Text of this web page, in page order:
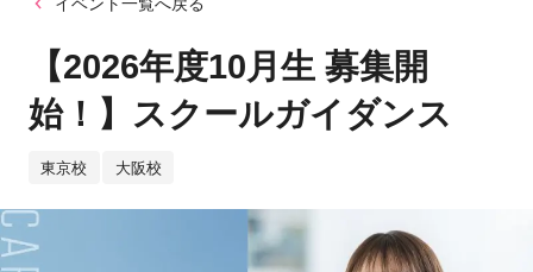
【2026年度10月生 募集開
始！】スクールガイダンス
東京校 大阪校